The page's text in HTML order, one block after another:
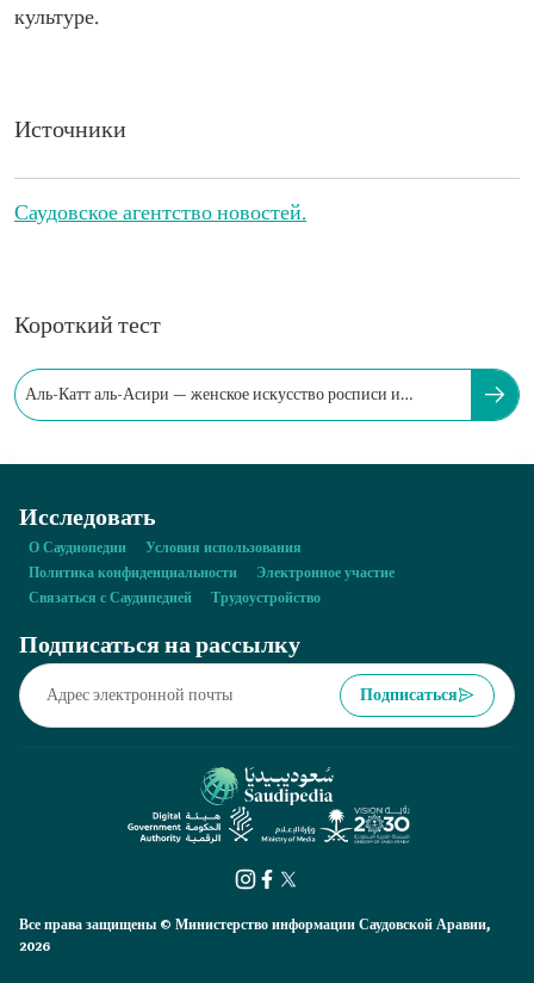
культуре.
Источники
Саудовское агентство новостей.
Короткий тест
Аль-Катт аль-Асири — женское искусство росписи и
Исследовать
О Саудиопедии
Условия использования
Политика конфиденциальности
Электронное участие
Связаться с Саудипедией
Трудоустройство
Подписаться на рассылку
Подписаться
Все права защищены © Министерство информации Саудовской Аравии,
2026